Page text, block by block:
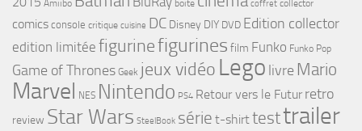
Amiibo boite coffret collector
comics console critique cuisine DC Disney DIY DVD Edition collector
edition limitée figurinefigurines film Funko Funko Pop
Game of Thrones Geek jeux vidéo Lego livre Mario
Marvel NES Nintendo PS4 Retour vers le Futur retro
review Star Wars SteelBook série t-shirttesttrailer